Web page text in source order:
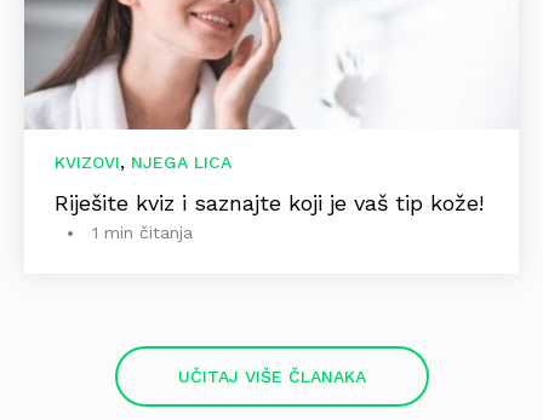
KVIZOVI, NJEGA LICA
Riješite kviz i saznajte koji je vaš tip kože!
1 min čitanja
UČITAJ VIŠE ČLANAKA